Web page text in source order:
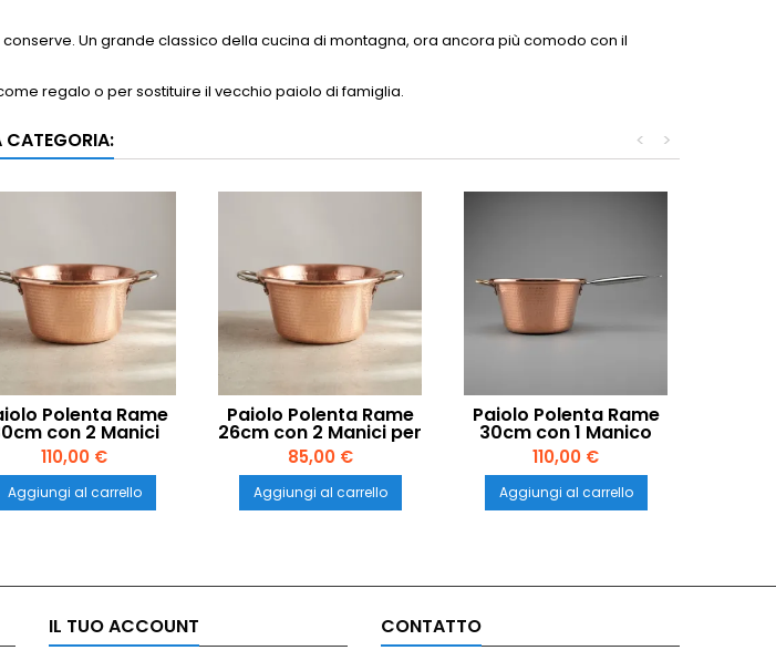
Un grande classico della cucina di montagna, ora ancora più comodo con il
regalo o per sostituire il vecchio paiolo di famiglia.
CATEGORIA: >
<
Polenta Rame
con 2 Manici
per Induzione – LAR
Made in Italy
110,00 €
Aggiungi al carrello
Paiolo Polenta Rame
26cm con 2 Manici per
Induzione – LAR Made
in Italy
85,00 €
Aggiungi al carrello
Paiolo Polenta Rame
30cm con 1 Manico
per Induzione – LAR
Made in Italy
110,00 €
Aggiungi al carrello
IL TUO ACCOUNT CONTATTO